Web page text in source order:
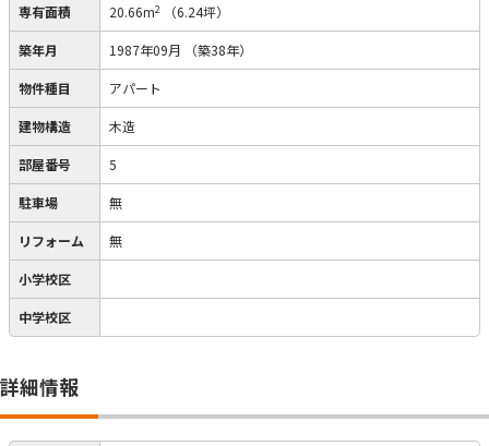
専有面積 20.66m2 （6.24坪）
築年月 1987年09月 （築38年）
物件種目 アパート
建物構造 木造
部屋番号 5
駐車場 無
リフォーム 無
小学校区
中学校区
詳細情報